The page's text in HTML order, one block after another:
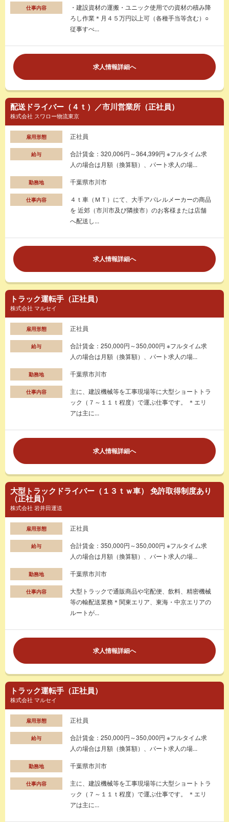
仕事内容
・建設資材の運搬・ユニック使用での資材の積み降
ろし作業＊月４５万円以上可（各種手当等含む）○
従事すべ...
求人情報詳細へ
配送ドライバー（４ｔ）／市川営業所（正社員）
株式会社 スワロー物流東京
雇用形態 正社員
給与
合計賃金：320,006円～364,399円 ※フルタイム求
人の場合は月額（換算額）、パート求人の場...
勤務地 千葉県市川市
仕事内容
４ｔ車（ＭＴ）にて、大手アパレルメーカーの商品
を 近郊（市川市及び隣接市）のお客様または店舗
へ配送し...
求人情報詳細へ
トラック運転手（正社員）
株式会社 マルセイ
雇用形態 正社員
給与
合計賃金：250,000円～350,000円 ※フルタイム求
人の場合は月額（換算額）、パート求人の場...
勤務地 千葉県市川市
仕事内容
主に、建設機械等を工事現場等に大型ショートトラ
ック（７～１１ｔ程度）で運ぶ仕事です。 ＊エリ
アは主に...
求人情報詳細へ
大型トラックドライバー（１３ｔｗ車） 免許取得制度あり
（正社員）
株式会社 岩井田運送
雇用形態 正社員
給与
合計賃金：350,000円～350,000円 ※フルタイム求
人の場合は月額（換算額）、パート求人の場...
勤務地 千葉県市川市
仕事内容
大型トラックで通販商品や宅配便、飲料、精密機械
等の輸配送業務＊関東エリア、東海・中京エリアの
ルートが...
求人情報詳細へ
トラック運転手（正社員）
株式会社 マルセイ
雇用形態 正社員
給与
合計賃金：250,000円～350,000円 ※フルタイム求
人の場合は月額（換算額）、パート求人の場...
勤務地 千葉県市川市
仕事内容
主に、建設機械等を工事現場等に大型ショートトラ
ック（７～１１ｔ程度）で運ぶ仕事です。 ＊エリ
アは主に...